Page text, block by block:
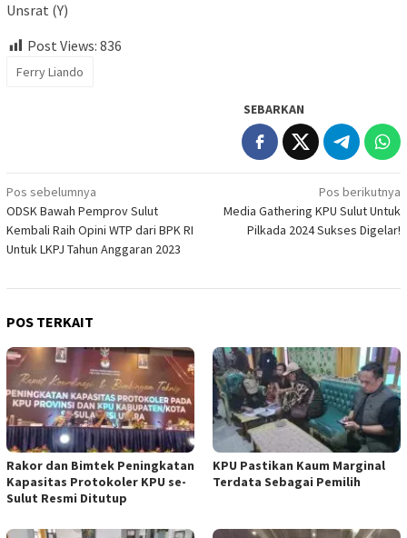
Unsrat (Y)
Post Views: 836
Ferry Liando
SEBARKAN
Navigasi
pos
Pos sebelumnya
ODSK Bawah Pemprov Sulut
Kembali Raih Opini WTP dari BPK RI
Untuk LKPJ Tahun Anggaran 2023
Pos berikutnya
Media Gathering KPU Sulut Untuk
Pilkada 2024 Sukses Digelar!
POS TERKAIT
Rakor dan Bimtek Peningkatan
Kapasitas Protokoler KPU se-
Sulut Resmi Ditutup
KPU Pastikan Kaum Marginal
Terdata Sebagai Pemilih